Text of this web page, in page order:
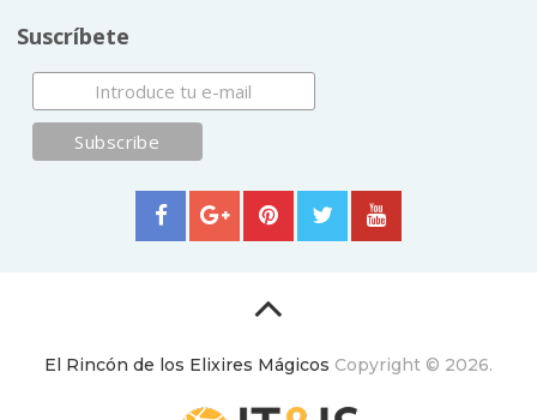
Suscríbete
El Rincón de los Elixires Mágicos Copyright © 2026.